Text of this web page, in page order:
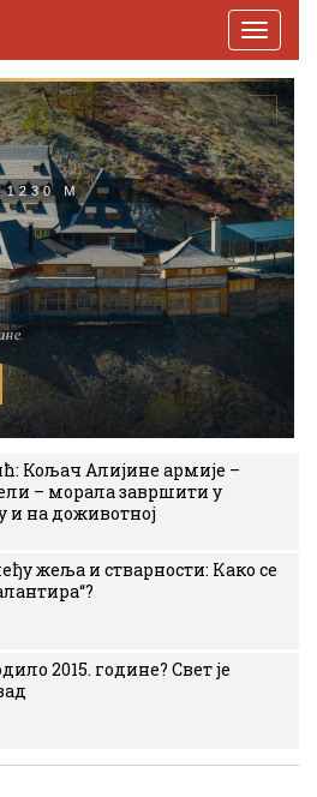
Кољач Алијине армије –
– морала завршити у
и на доживотној
жеља и стварности: Како се
2015. године? Свет је